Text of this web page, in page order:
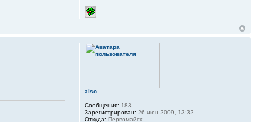
also
Сообщения: 183
Зарегистрирован: 26 июн 2009, 13:32
Откуда: Первомайск